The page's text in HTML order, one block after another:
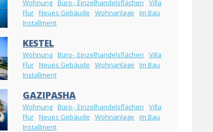
Wohnung Büro-, Einzelhandelsflächen
Villa
Flur Neues Gebäude Wohnanlage
Im Bau
Installment
KESTEL
Wohnung Büro-, Einzelhandelsflächen
Villa
Flur Neues Gebäude Wohnanlage
Im Bau
Installment
GAZIPASHA
Wohnung Büro-, Einzelhandelsflächen
Villa
Flur Neues Gebäude Wohnanlage
Im Bau
Installment